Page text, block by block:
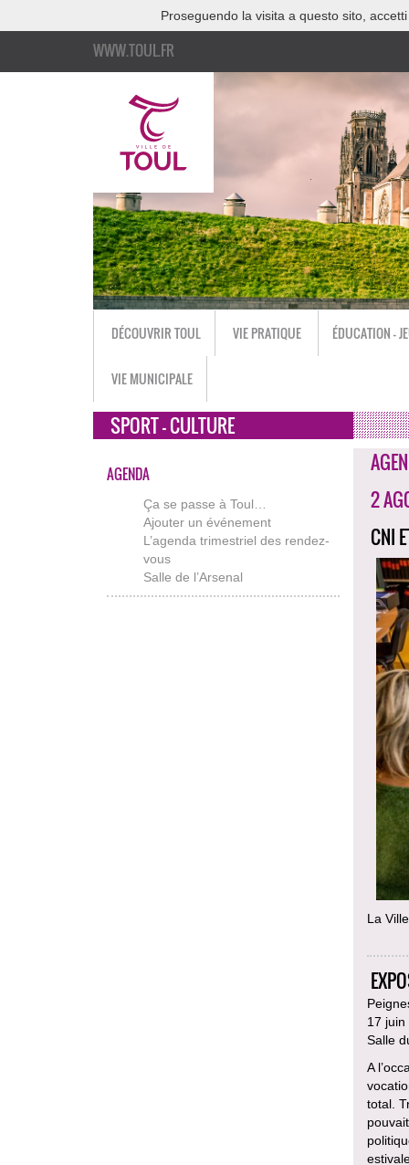
Proseguendo la visita a questo sito,
WWW.TOUL.FR
DÉCOUVRIR TOUL VIE PRATIQUE ÉDUCATION -
VIE MUNICIPALE
SPORT - CULTURE
AGENDA
Ça se passe à Toul…
Ajouter un événement
L’agenda trimestriel des rendez-
vous
Salle de l’Arsenal
2
CNI
La
17
Salle
A
total.